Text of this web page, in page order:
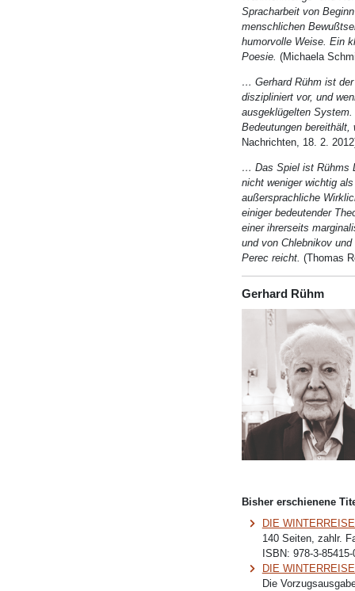
Spracharbeit von
menschlichen
humorvolle Weise. Ein
Poesie. (Michaela
… Gerhard Rühm ist
diszipliniert vor, und
ausgeklügelten
Bedeutungen
Nachrichten, 18. 2.
… Das Spiel ist Rühms
nicht weniger wichtig
außersprachliche
einiger bedeutender
einer ihrerseits
und von Chlebnikov
Perec reicht. (Thomas
Gerhard Rühm
Bisher erschienene
DIE
140 Seiten, zahlr.
ISBN: 978-3-85415-
DIE
Die